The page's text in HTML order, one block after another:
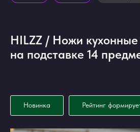
HILZZ / Ножи
на подставке 14
Новинка Рейтинг